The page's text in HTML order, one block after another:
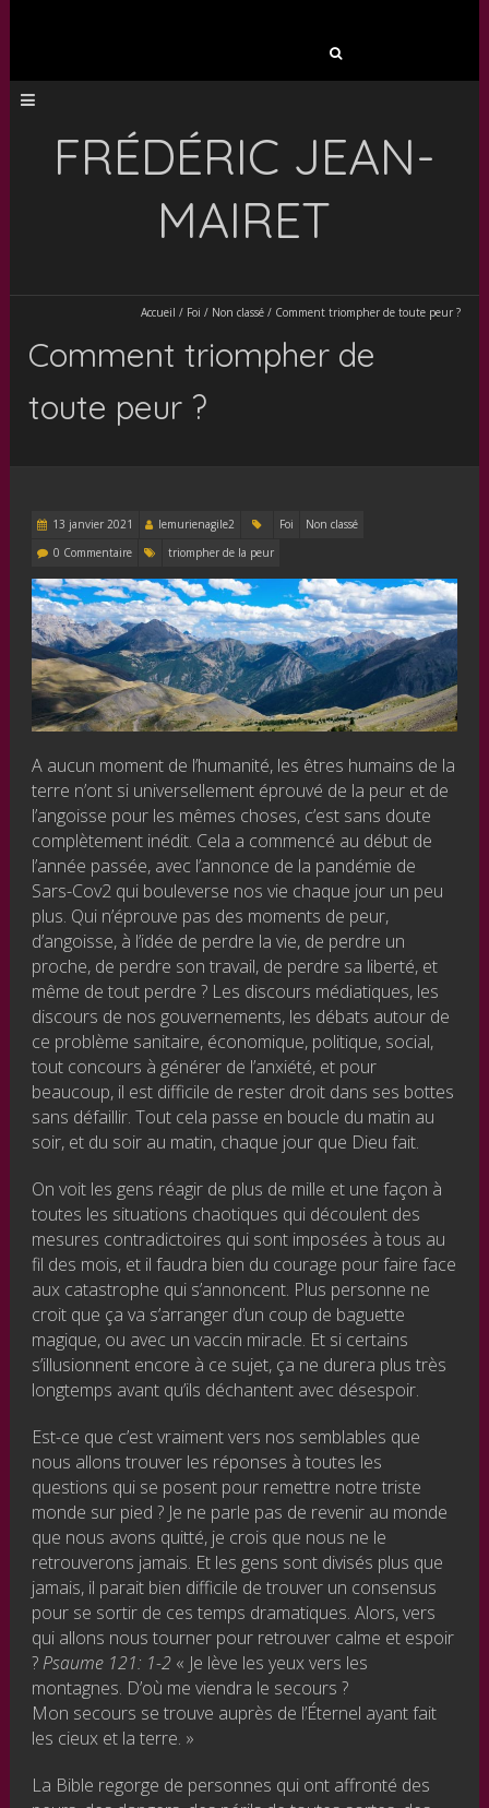
FRÉDÉRIC JEAN-
MAIRET
Accueil / Foi / Non classé/ Comment triompher de toute peur ?
Comment triompher de
toute peur ?
13 janvier 2021 lemurienagile2 Foi
Non classé
0 Commentaire
triompher de la peur
A aucun moment de l’humanité, les êtres humains de la
terre n’ont si universellement éprouvé de la peur et de
l’angoisse pour les mêmes choses, c’est sans doute
complètement inédit. Cela a commencé au début de
l’année passée, avec l’annonce de la pandémie de
Sars-Cov2 qui bouleverse nos vie chaque jour un peu
plus. Qui n’éprouve pas des moments de peur,
d’angoisse, à l’idée de perdre la vie, de perdre un
proche, de perdre son travail, de perdre sa liberté, et
même de tout perdre ? Les discours médiatiques, les
discours de nos gouvernements, les débats autour de
ce problème sanitaire, économique, politique, social,
tout concours à générer de l’anxiété, et pour
beaucoup, il est difficile de rester droit dans ses bottes
sans défaillir. Tout cela passe en boucle du matin au
soir, et du soir au matin, chaque jour que Dieu fait.
On voit les gens réagir de plus de mille et une façon à
toutes les situations chaotiques qui découlent des
mesures contradictoires qui sont imposées à tous au
fil des mois, et il faudra bien du courage pour faire face
aux catastrophe qui s’annoncent. Plus personne ne
croit que ça va s’arranger d’un coup de baguette
magique, ou avec un vaccin miracle. Et si certains
s’illusionnent encore à ce sujet, ça ne durera plus très
longtemps avant qu’ils déchantent avec désespoir.
Est-ce que c’est vraiment vers nos semblables que
nous allons trouver les réponses à toutes les
questions qui se posent pour remettre notre triste
monde sur pied ? Je ne parle pas de revenir au monde
que nous avons quitté, je crois que nous ne le
retrouverons jamais. Et les gens sont divisés plus que
jamais, il parait bien difficile de trouver un consensus
pour se sortir de ces temps dramatiques. Alors, vers
qui allons nous tourner pour retrouver calme et espoir
?Psaume 121: 1-2 « Je lève les yeux vers les
montagnes. D’où me viendra le secours ?
Mon secours se trouve auprès de l’Éternel ayant fait
les cieux et la terre. »
La Bible regorge de personnes qui ont affronté des